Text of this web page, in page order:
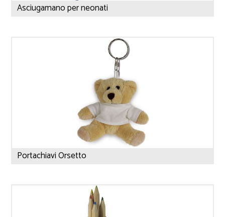
Asciugamano per neonati
Portachiavi Orsetto